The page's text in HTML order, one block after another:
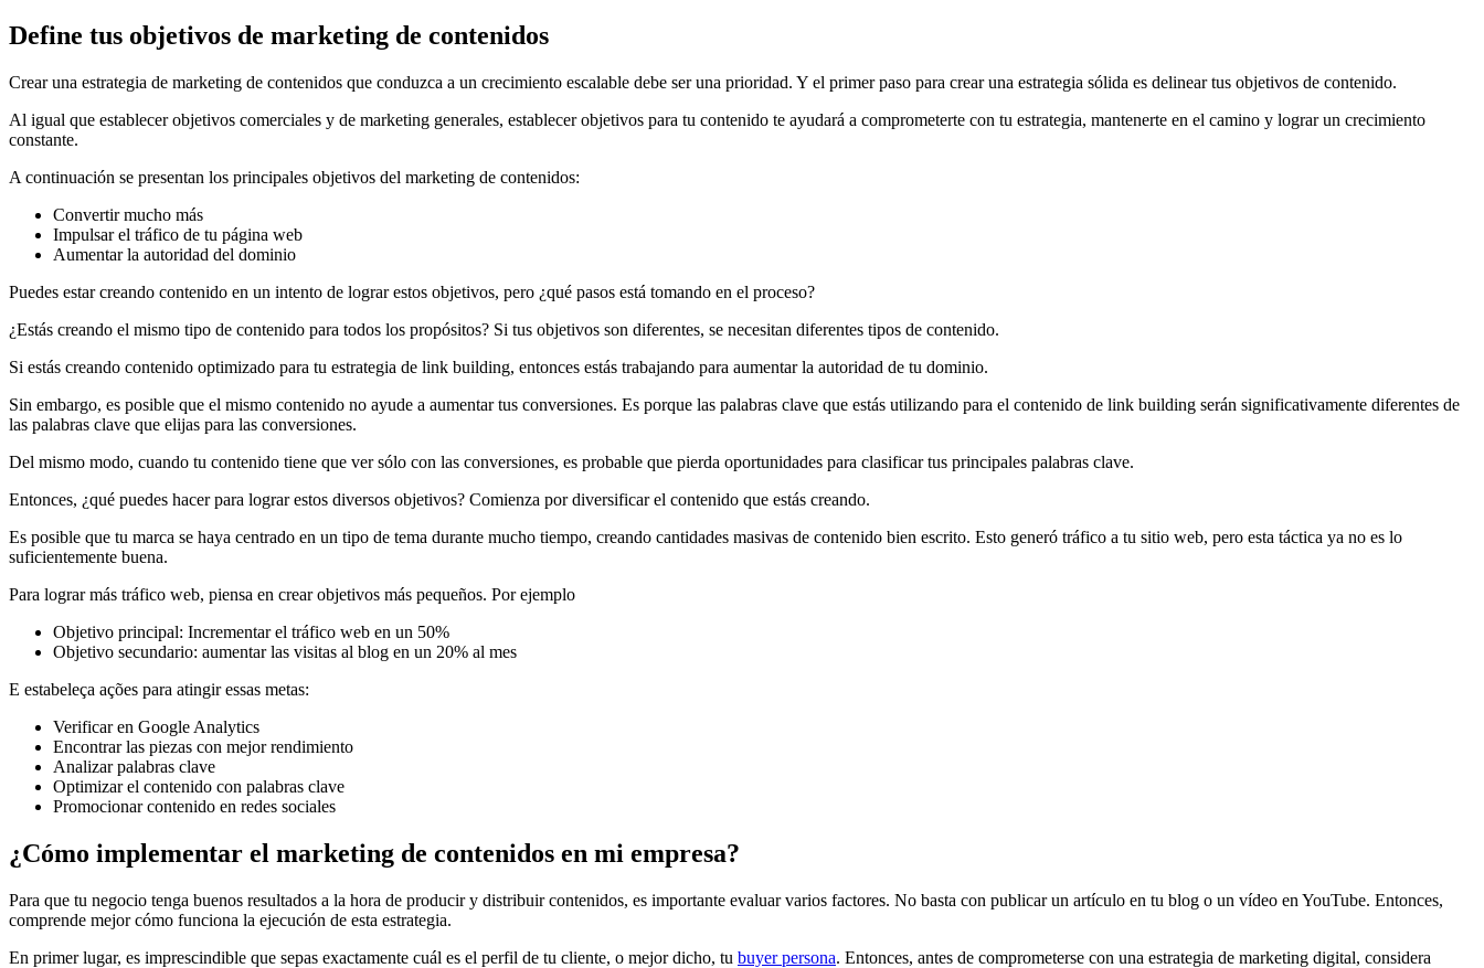
Define tus objetivos de marketing de contenidos
Crear una estrategia de marketing de contenidos que conduzca a un crecimiento escalable debe ser una prioridad. Y el primer paso para crear una estrategia sólida es delinear tus objetivos de contenido.
Al igual que establecer objetivos comerciales y de marketing generales, establecer objetivos para tu contenido te ayudará a comprometerte con tu estrategia, mantenerte en el camino y lograr un crecimiento
constante.
A continuación se presentan los principales objetivos del marketing de contenidos:
Convertir mucho más
Impulsar el tráfico de tu página web
Aumentar la autoridad del dominio
Puedes estar creando contenido en un intento de lograr estos objetivos, pero ¿qué pasos está tomando en el proceso?
¿Estás creando el mismo tipo de contenido para todos los propósitos? Si tus objetivos son diferentes, se necesitan diferentes tipos de contenido.
Si estás creando contenido optimizado para tu estrategia de link building, entonces estás trabajando para aumentar la autoridad de tu dominio.
Sin embargo, es posible que el mismo contenido no ayude a aumentar tus conversiones. Es porque las palabras clave que estás utilizando para el contenido de link building serán significativamente diferentes de
las palabras clave que elijas para las conversiones.
Del mismo modo, cuando tu contenido tiene que ver sólo con las conversiones, es probable que pierda oportunidades para clasificar tus principales palabras clave.
Entonces, ¿qué puedes hacer para lograr estos diversos objetivos? Comienza por diversificar el contenido que estás creando.
Es posible que tu marca se haya centrado en un tipo de tema durante mucho tiempo, creando cantidades masivas de contenido bien escrito. Esto generó tráfico a tu sitio web, pero esta táctica ya no es lo
suficientemente buena.
Para lograr más tráfico web, piensa en crear objetivos más pequeños. Por ejemplo
Objetivo principal: Incrementar el tráfico web en un 50%
Objetivo secundario: aumentar las visitas al blog en un 20% al mes
E estabeleça ações para atingir essas metas:
Verificar en Google Analytics
Encontrar las piezas con mejor rendimiento
Analizar palabras clave
Optimizar el contenido con palabras clave
Promocionar contenido en redes sociales
¿Cómo implementar el marketing de contenidos en mi empresa?
Para que tu negocio tenga buenos resultados a la hora de producir y distribuir contenidos, es importante evaluar varios factores. No basta con publicar un artículo en tu blog o un vídeo en YouTube. Entonces,
comprende mejor cómo funciona la ejecución de esta estrategia.
En primer lugar, es imprescindible que sepas exactamente cuál es el perfil de tu cliente, o mejor dicho, tu buyer persona. Entonces, antes de comprometerse con una estrategia de marketing digital, considera